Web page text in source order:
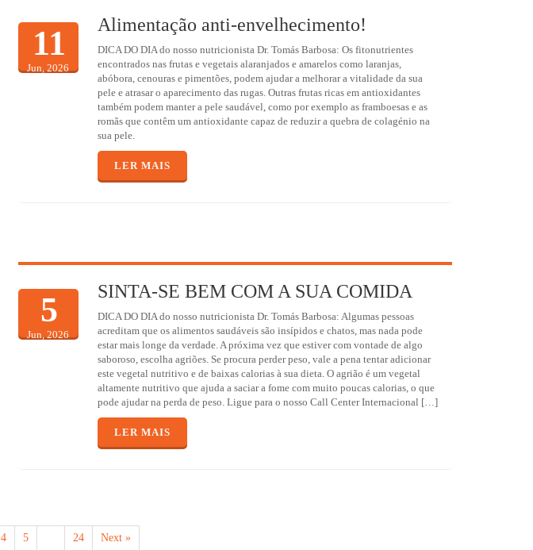
11
Jun, 2026
Alimentação anti-envelhecimento!
DICA DO DIA do nosso nutricionista Dr. Tomás Barbosa: Os fitonutrientes
encontrados nas frutas e vegetais alaranjados e amarelos como laranjas,
abóbora, cenouras e pimentões, podem ajudar a melhorar a vitalidade da sua
pele e atrasar o aparecimento das rugas. Outras frutas ricas em antioxidantes
também podem manter a pele saudável, como por exemplo as framboesas e as
romãs que contêm um antioxidante capaz de reduzir a quebra de colagénio na
sua pele.
LER MAIS
5
Jun, 2026
SINTA-SE BEM COM A SUA COMIDA
DICA DO DIA do nosso nutricionista Dr. Tomás Barbosa: Algumas pessoas
acreditam que os alimentos saudáveis são insípidos e chatos, mas nada pode
estar mais longe da verdade. A próxima vez que estiver com vontade de algo
saboroso, escolha agriões. Se procura perder peso, vale a pena tentar adicionar
este vegetal nutritivo e de baixas calorias à sua dieta. O agrião é um vegetal
altamente nutritivo que ajuda a saciar a fome com muito poucas calorias, o que
pode ajudar na perda de peso. Ligue para o nosso Call Center Internacional […]
LER MAIS
4 5 24 Next »